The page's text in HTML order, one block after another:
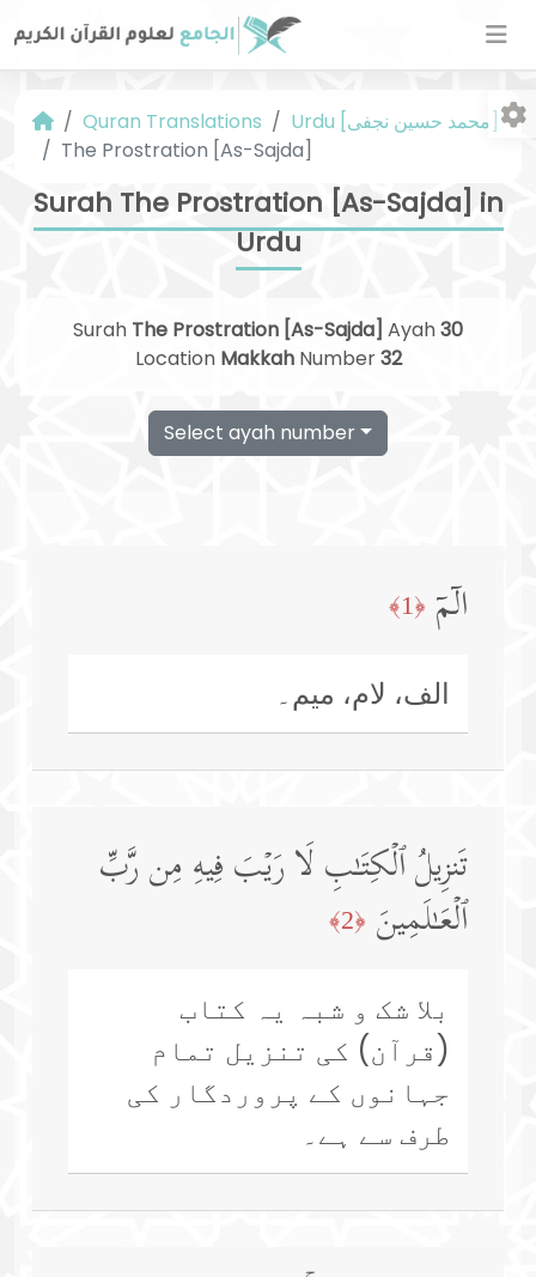
Quran Translations
The Prostration [As-Sajda]
Surah The Prostration [As-Sajda] in
Urdu
Surah The Prostration [As-Sajda] Ayah30
Location MakkahNumber32
Select ayah number
الۤمۤ ﴿1﴾
الف، لام، میم۔
تَنزِیلُ ٱلۡكِتَـٰبِ لَا رَیۡبَ فِیهِ مِن رَّبِّ
ٱلۡعَـٰلَمِینَ ﴿2﴾
بلا شک و شبہ یہ کتاب
(قرآن) کی تنزیل تمام
جہانوں کے پروردگار کی
طرف سے ہے۔